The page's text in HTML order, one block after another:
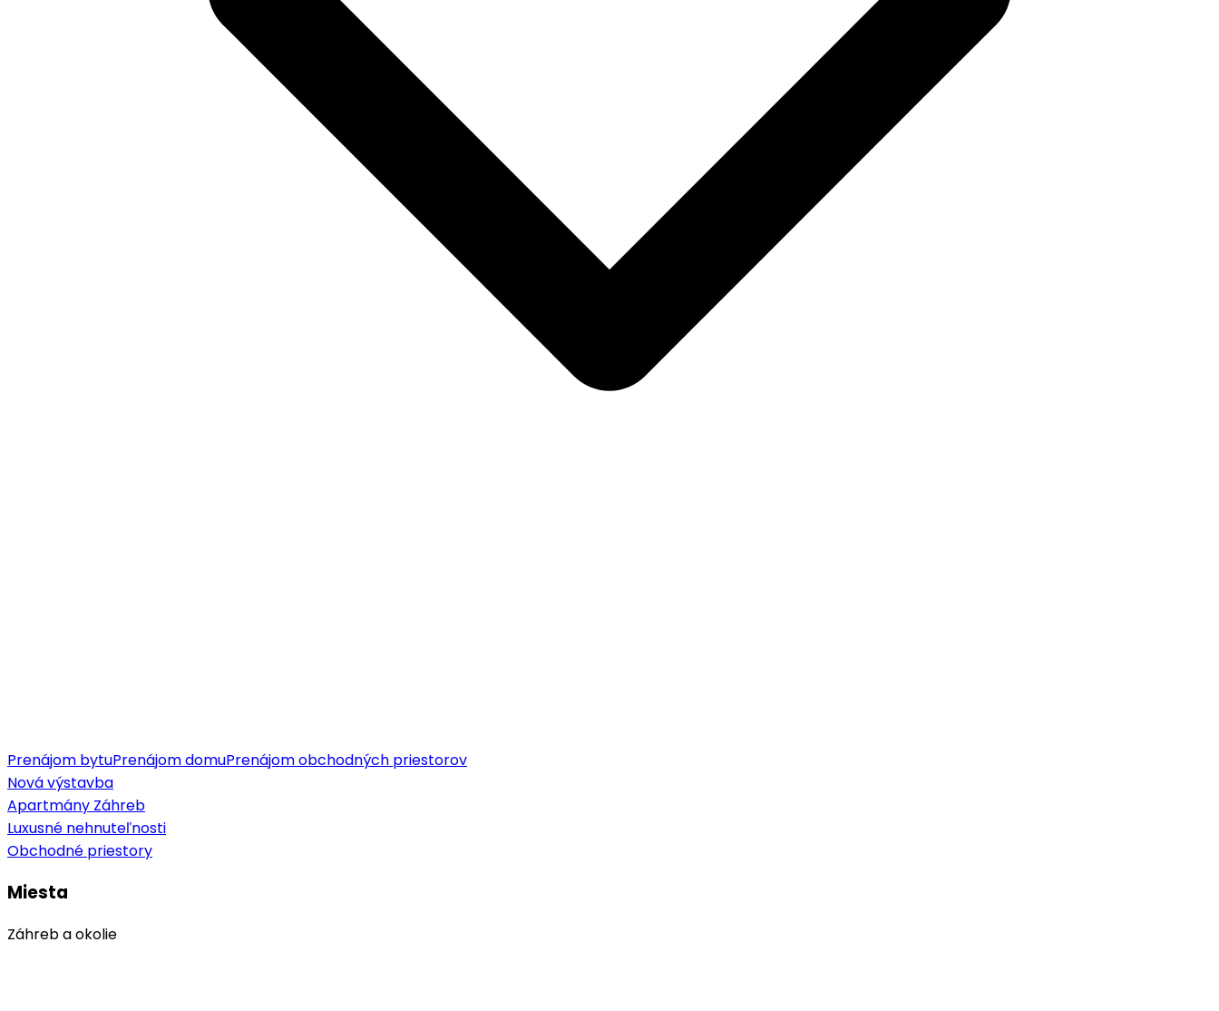
Prenájom bytuPrenájom domuPrenájom obchodných priestorov
Nová výstavba
Apartmány Záhreb
Luxusné nehnuteľnosti
Obchodné priestory
Miesta
Záhreb a okolie